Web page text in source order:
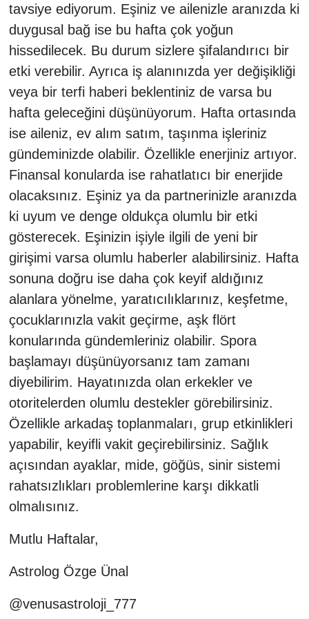
tavsiye ediyorum. Eşiniz ve ailenizle aranızda ki
duygusal bağ ise bu hafta çok yoğun
hissedilecek. Bu durum sizlere şifalandırıcı bir
etki verebilir. Ayrıca iş alanınızda yer değişikliği
veya bir terfi haberi beklentiniz de varsa bu
hafta geleceğini düşünüyorum. Hafta ortasında
ise aileniz, ev alım satım, taşınma işleriniz
gündeminizde olabilir. Özellikle enerjiniz artıyor.
Finansal konularda ise rahatlatıcı bir enerjide
olacaksınız. Eşiniz ya da partnerinizle aranızda
ki uyum ve denge oldukça olumlu bir etki
gösterecek. Eşinizin işiyle ilgili de yeni bir
girişimi varsa olumlu haberler alabilirsiniz. Hafta
sonuna doğru ise daha çok keyif aldığınız
alanlara yönelme, yaratıcılıklarınız, keşfetme,
çocuklarınızla vakit geçirme, aşk flört
konularında gündemleriniz olabilir. Spora
başlamayı düşünüyorsanız tam zamanı
diyebilirim. Hayatınızda olan erkekler ve
otoritelerden olumlu destekler görebilirsiniz.
Özellikle arkadaş toplanmaları, grup etkinlikleri
yapabilir, keyifli vakit geçirebilirsiniz. Sağlık
açısından ayaklar, mide, göğüs, sinir sistemi
rahatsızlıkları problemlerine karşı dikkatli
olmalısınız.
Mutlu Haftalar,
Astrolog Özge Ünal
@venusastroloji_777